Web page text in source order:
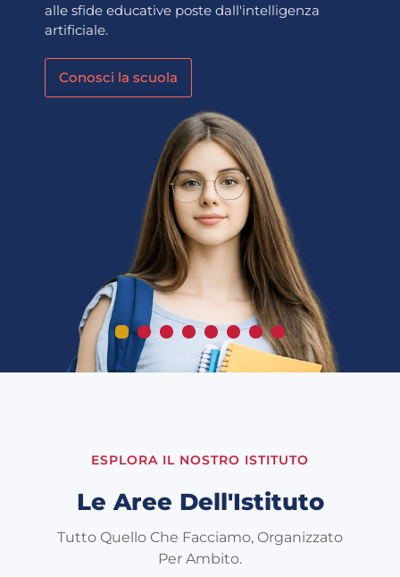
alle sfide educative poste dall'intelligenza
artificiale.
Conosci la scuola
ESPLORA IL NOSTRO ISTITUTO
Le Aree Dell'Istituto
Tutto Quello Che Facciamo, Organizzato
Per Ambito.